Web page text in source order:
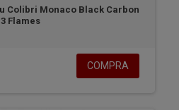
Colibri Monaco Black Carbon
3 Flames
COMPRA